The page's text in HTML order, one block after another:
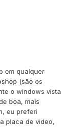
em qualquer
(são os
o windows vista
boa, mais
eu preferi
placa de video,